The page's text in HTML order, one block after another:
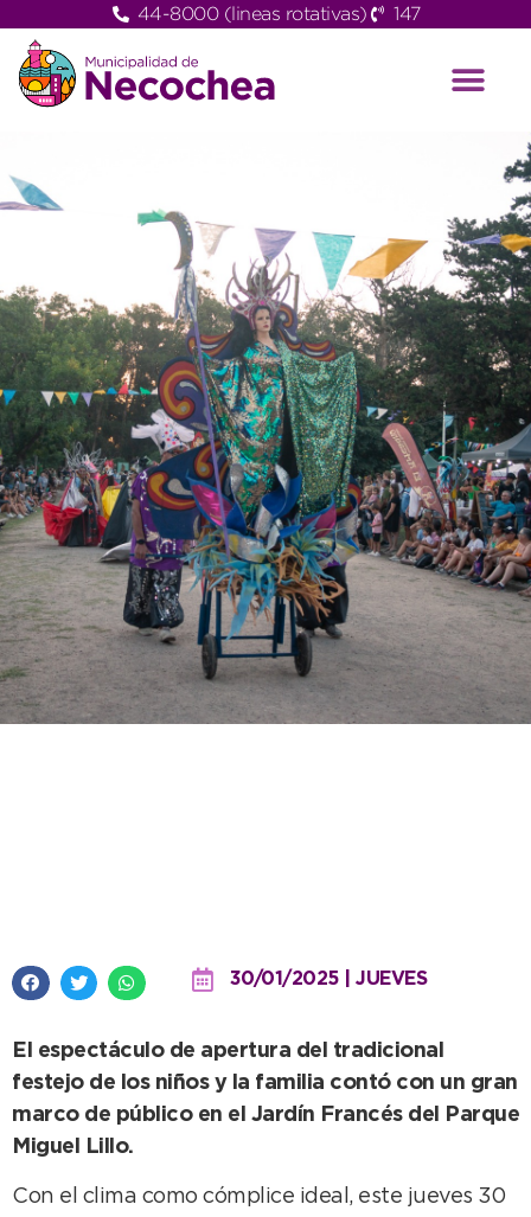
44-8000 (lineas rotativas) 147
30/01/2025 | JUEVES
El espectáculo de apertura del tradicional
festejo de los niños y la familia contó con un gran
marco de público en el Jardín Francés del Parque
Miguel Lillo.
Con el clima como cómplice ideal, este jueves 30